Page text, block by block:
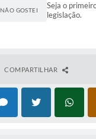
NÃO GOSTEI
Seja o
legislação.
COMPARTILHAR